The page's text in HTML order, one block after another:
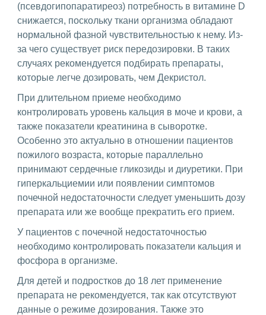
(псевдогипопаратиреоз) потребность в витамине D
снижается, поскольку ткани организма обладают
нормальной фазной чувствительностью к нему. Из-
за чего существует риск передозировки. В таких
случаях рекомендуется подбирать препараты,
которые легче дозировать, чем Декристол.
При длительном приеме необходимо
контролировать уровень кальция в моче и крови, а
также показатели креатинина в сыворотке.
Особенно это актуально в отношении пациентов
пожилого возраста, которые параллельно
принимают сердечные гликозиды и диуретики. При
гиперкальциемии или появлении симптомов
почечной недостаточности следует уменьшить дозу
препарата или же вообще прекратить его прием.
У пациентов с почечной недостаточностью
необходимо контролировать показатели кальция и
фосфора в организме.
Для детей и подростков до 18 лет применение
препарата не рекомендуется, так как отсутствуют
данные о режиме дозирования. Также это